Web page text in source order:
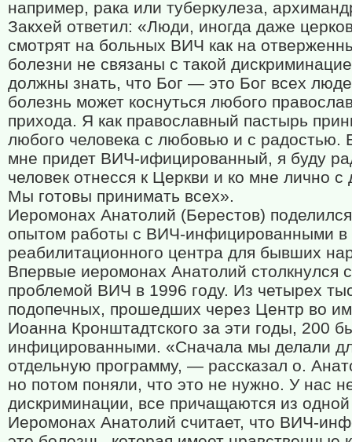
например, рака или туберкулеза,
Закхей ответил: «Люди, иногда даже
смотрят на больных ВИЧ как на
болезни не связаны с такой
должны знать, что Бог — это Бог всех
болезнь может коснуться любого
прихода. Я как православный пастырь
любого человека с любовью и с радостью.
мне придет ВИЧ-ифицированный, я буду
человек отнесся к Церкви и ко мне лично с
Мы готовы принимать всех».
Иеромонах Анатолий (Берестов)
опытом работы с ВИЧ-инфицированными в
реабилитационного центра для бывших
Впервые иеромонах Анатолий столкнулся с
проблемой ВИЧ в 1996 году. Из четырех
подопечных, прошедших через Центр во
Иоанна Кронштадтского за эти годы, 200
инфицированными. «Сначала мы делали
отдельную программу, — рассказал о.
но потом поняли, что это не нужно. У нас
дискриминации, все причащаются из
Иеромонах Анатолий считает, что ВИЧ-